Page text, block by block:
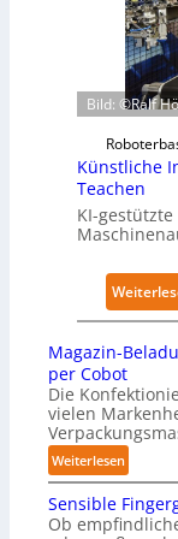
Bild: ©Ralf
Künstliche
Teachen
KI-
Magazin-
per Cobot
Die
vielen
Weiterlesen:
M
a
g
Sensible
Ob